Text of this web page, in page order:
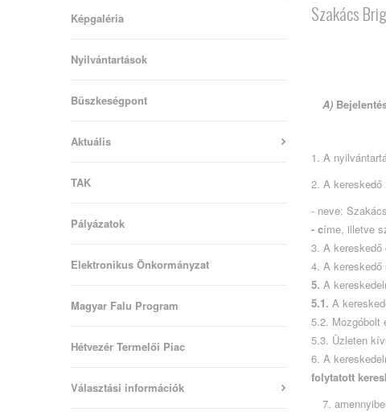
Szakács
A)
1. A
2. A kereskedő
- neve:
- címe, illetve
3. A kereskedő
4. A
5. A
5.1. A
5.2. Mozgóbolt
5.3. Üzleten
6. A
folytatott
7.
Képgaléria
Nyilvántartások
Büszkeségpont
Aktuális
TAK
Pályázatok
Elektronikus Önkormányzat
Magyar Falu Program
Hétvezér Termelői Piac
Választási információk